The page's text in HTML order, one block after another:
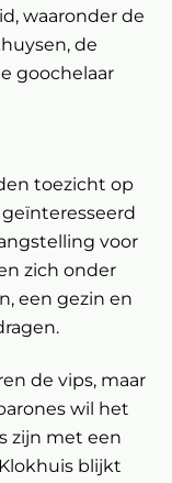
waaronder de
de
goochelaar
toezicht op
voor
zich onder
een gezin en
de vips, maar
wil het
zijn met een
blijkt